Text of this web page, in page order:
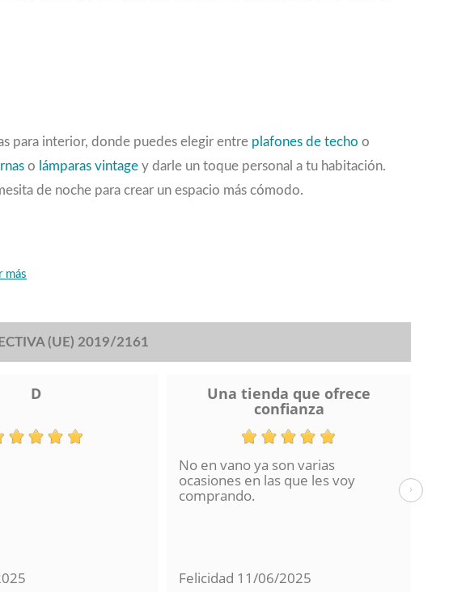
para interior, donde puedes elegir entre plafones de techo o
o lámparas vintage y darle un toque personal a tu habitación.
de noche para crear un espacio más cómodo.
más
(UE) 2019/2161
D Una tienda que ofrece
confianza
No en vano ya son varias
ocasiones en las que les voy
comprando.
Felicidad 11/06/2025
›